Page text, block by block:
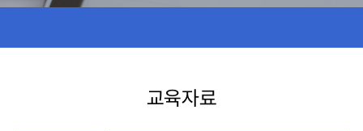
교육자료